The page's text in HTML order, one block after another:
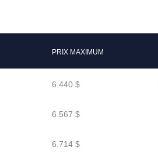
PRIX MAXIMUM
6.440 $
6.567 $
6.714 $